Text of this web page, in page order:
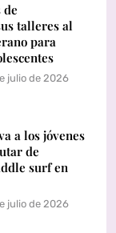
de
talleres al
para
julio de 2026
a los jóvenes
de
surf en
julio de 2026